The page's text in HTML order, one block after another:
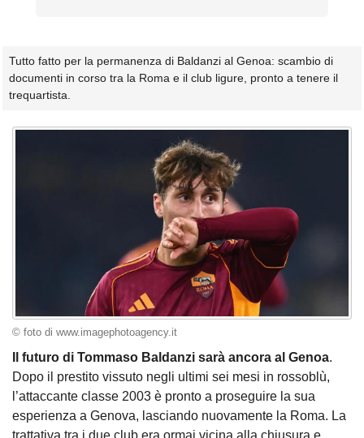
Tutto fatto per la permanenza di Baldanzi al Genoa: scambio di
documenti in corso tra la Roma e il club ligure, pronto a tenere il
trequartista.
© foto di www.imagephotoagency.it
Il futuro di Tommaso Baldanzi sarà ancora al Genoa.
Dopo il prestito vissuto negli ultimi sei mesi in rossoblù,
l’attaccante classe 2003 è pronto a proseguire la sua
esperienza a Genova, lasciando nuovamente la Roma. La